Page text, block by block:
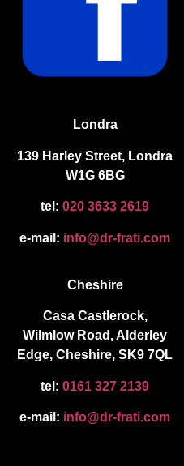
Londra
139 Harley Street, Londra
W1G 6BG
tel: 020 3633 2619
e-mail: info@dr-frati.com
Cheshire
Casa Castlerock,
Wilmlow Road, Alderley
Edge, Cheshire, SK9 7QL
tel: 0161 327 2139
e-mail: info@dr-frati.com